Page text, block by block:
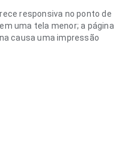
responsiva no ponto de
uma tela menor; a página
causa uma impressão